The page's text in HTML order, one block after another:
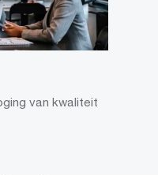
van kwaliteit